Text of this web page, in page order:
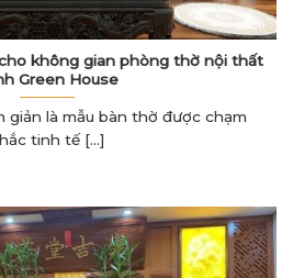
cho không gian phòng thờ nội thất
Green House
giản là mẫu bàn thờ được chạm
tinh tế [...]